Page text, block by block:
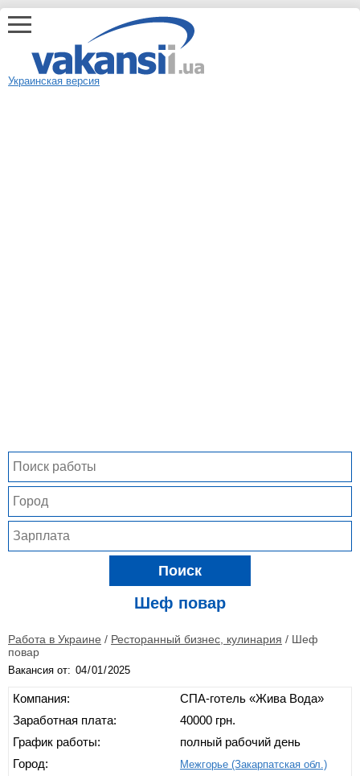
Украинская версия
Поиск
Шеф повар
Работа в Украине / Ресторанный бизнес, кулинария / Шеф
повар
Вакансия от:
Компания:
Заработная плата:
График работы:
Город:
СПА-готель «Жива Вода»
40000 грн.
полный рабочий день
Межгорье (Закарпатская обл.)